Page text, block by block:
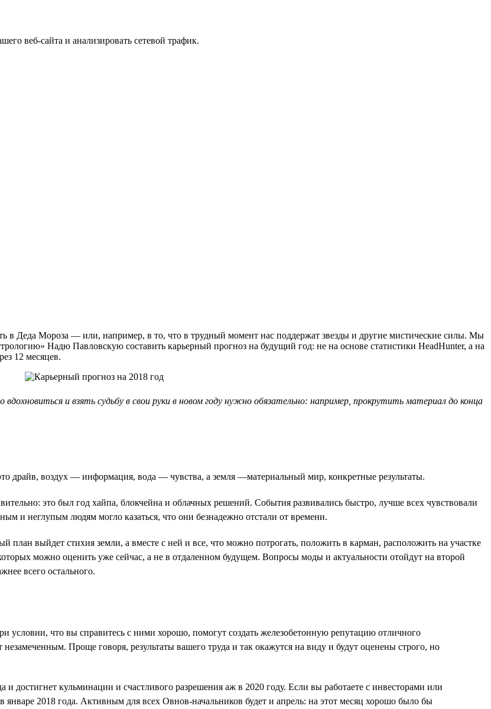
веб-сайта и анализировать сетевой трафик.
в Деда Мороза — или, например, в то, что в трудный момент нас поддержат звезды и другие мистические силы. Мы
Надю Павловскую составить карьерный прогноз на будущий год: не на основе статистики HeadHunter, а на
12 месяцев.
и взять судьбу в свои руки в новом году нужно обязательно: например, прокрутить материал до конца
драйв, воздух — информация, вода — чувства, а земля —материальный мир, конкретные результаты.
это был год хайпа, блокчейна и облачных решений. События развивались быстро, лучше всех чувствовали
и неглупым людям могло казаться, что они безнадежно отстали от времени.
план выйдет стихия земли, а вместе с ней и все, что можно потрогать, положить в карман, расположить на участке
можно оценить уже сейчас, а не в отдаленном будущем. Вопросы моды и актуальности отойдут на второй
всего остального.
что вы справитесь с ними хорошо, помогут создать железобетонную репутацию отличного
Проще говоря, результаты вашего труда и так окажутся на виду и будут оценены строго, но
и достигнет кульминации и счастливого разрешения аж в 2020 году. Если вы работаете с инвесторами или
2018 года. Активным для всех Овнов-начальников будет и апрель: на этот месяц хорошо было бы